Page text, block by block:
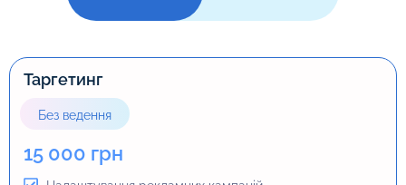
Таргетинг
Без ведення
15 000 грн
Таргетинг
Без ведення
15 000 грн